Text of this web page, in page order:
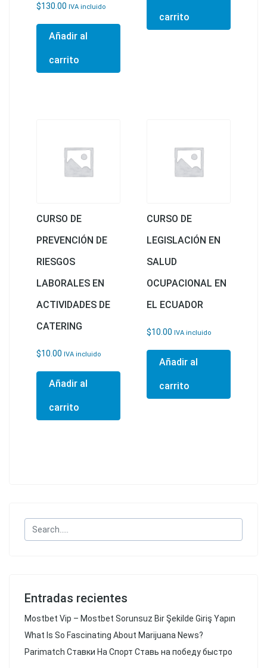
$130.00 IVA incluido
Añadir al
carrito
carrito
CURSO DE
PREVENCIÓN DE
RIESGOS
LABORALES EN
ACTIVIDADES DE
CATERING
$10.00 IVA incluido
Añadir al
carrito
CURSO DE
LEGISLACIÓN EN
SALUD
OCUPACIONAL EN
EL ECUADOR
$10.00 IVA incluido
Añadir al
carrito
Entradas recientes
Mostbet Vip – Mostbet Sorunsuz Bir Şekilde Giriş Yapın
What Is So Fascinating About Marijuana News?
Parimatch Ставки На Спорт Ставь на победу быстро